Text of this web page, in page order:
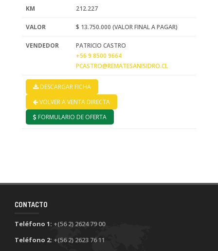
KM 212.227
VALOR $ 13.750.000 (VALOR FINAL A PAGAR)
VENDEDOR
PATRICIO CASTRO
+56 9 8500 9664
PCASTRO@REMATESANISIDRO.CL
DESCARGAR FICHA
VOLVER A VENTA DIRECTA
FORMULARIO DE OFERTA
CONTACTO
Teléfono 1: +(56 2) 2624 79 00
Teléfono 2: +(56 2) 2623 76 11